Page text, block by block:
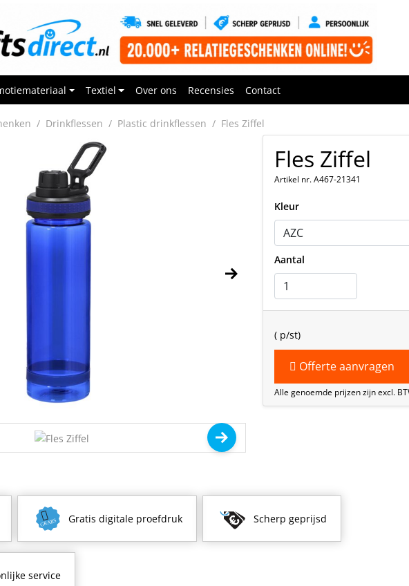
Textiel Over ons Recensies Contact
Drinkflessen Plastic drinkflessen Fles Ziffel
Fles Ziffel
Artikel nr. A467-21341
Kleur
Aantal
( p/st)
Offerte aanvragen
Alle genoemde prijzen zijn excl.
Gratis digitale proefdruk Scherp geprijsd
service